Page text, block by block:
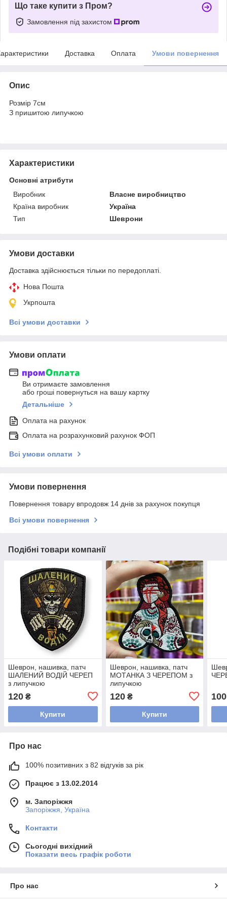
Що таке купити з Пром?
Замовлення під захистом
Доставка Оплата Умови повернення
Опис
Розмір 7см
З пришитою липучкою
Характеристики
Основні атрибути
Виробник
Власне виробництво
Країна виробник
Україна
Тип
Шеврони
Умови доставки
Доставка здійснюється тільки по передоплаті.
Нова Пошта
Укрпошта
Всі умови доставки
Умови оплати
Ви отримаєте замовлення
або гроші повернуться на вашу картку
Детальніше
Оплата на рахунок
Оплата на розрахунковий рахунок ФОП
Всі умови оплати
Умови повернення
Повернення товару впродовж 14 днів за рахунок покупця
Всі умови повернення
Подібні товари компанії
Шеврон, нашивка, патч
ШАЛЕНИЙ ВОДІЙ ЧЕРЕП
з липучкою
120 ₴
Купити
Шеврон, нашивка, патч
МОТАНКА З ЧЕРЕПОМ з
липучкою
120₴
Купити
100
Про нас
100% позитивних з 82 відгуків за рік
Працює з 13.02.2014
м. Запоріжжя
Запоріжжя, Україна
Контакти
Сьогодні вихідний
Показати весь графік роботи
Про нас